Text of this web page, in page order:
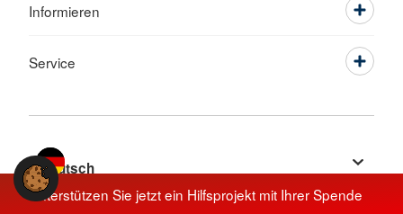
Unterstützen Sie jetzt ein Hilfsprojekt mit Ihrer Spende
Informieren
Service
Sprache wechseln zu